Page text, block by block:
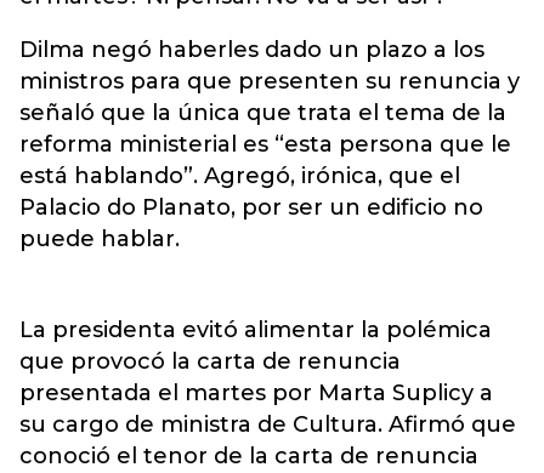
Dilma negó haberles dado un plazo a los
ministros para que presenten su renuncia y
señaló que la única que trata el tema de la
reforma ministerial es “esta persona que le
está hablando”. Agregó, irónica, que el
Palacio do Planato, por ser un edificio no
puede hablar.
La presidenta evitó alimentar la polémica
que provocó la carta de renuncia
presentada el martes por Marta Suplicy a
su cargo de ministra de Cultura. Afirmó que
conoció el tenor de la carta de renuncia